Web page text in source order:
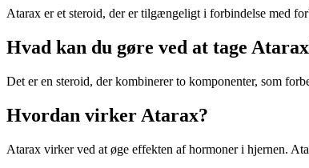
Atarax er et steroid, der er tilgængeligt i forbindelse med
Hvad kan du gøre ved at tage
Det er en steroid, der kombinerer to komponenter, som
Hvordan virker Atarax?
Atarax virker ved at øge effekten af ​​hormoner i hjernen.